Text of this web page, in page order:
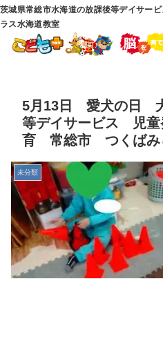
茨城県常総市水海道の放課後等デイサー
ラス水海道教室
5月13日 愛犬の日
等デイサービス 児
育 常総市 つくば
未分類